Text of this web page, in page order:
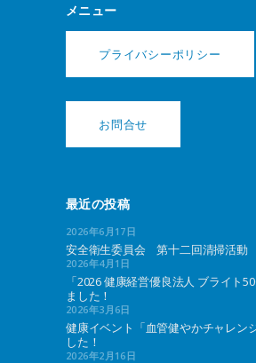
メニュー
プライバシーポリシー
お問合せ
最近の投稿
2026年6月17日
安全衛生委員会 第十二回清掃活動
2026年4月1日
「2026 健康経営優良法人 ブライト
ました！
2026年3月6日
健康イベント「血管健やかチャレン
した！
2026年2月16日